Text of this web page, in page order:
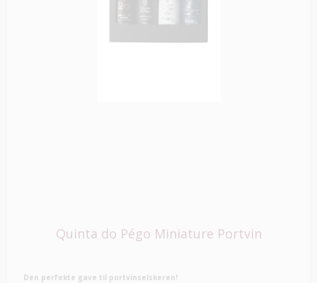
Quinta do Pégo Miniature Portvin
Den perfekte gave til portvinselskeren!